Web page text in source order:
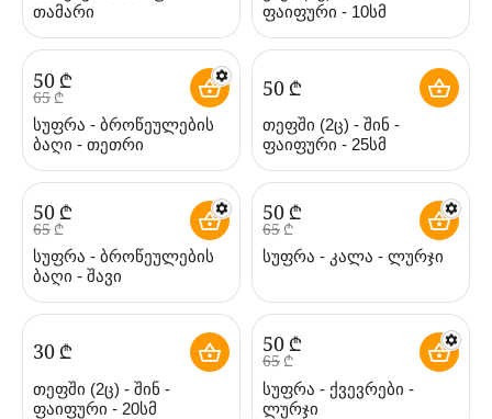
თამარი
ფაიფური - 10სმ
‍50‍ ₾
‍65‍₾
სუფრა - ბროწეულების
ბაღი - თეთრი
‍50‍ ₾
თეფში (2ც) - შინ -
ფაიფური - 25სმ
‍50‍₾
‍65‍₾
სუფრა - ბროწეულების
ბაღი - შავი
‍50‍₾
‍65‍₾
სუფრა - კალა - ლურჯი
‍30‍₾
თეფში (2ც) - შინ -
ფაიფური - 20სმ
‍50‍₾
‍65‍₾
სუფრა - ქვევრები -
ლურჯი